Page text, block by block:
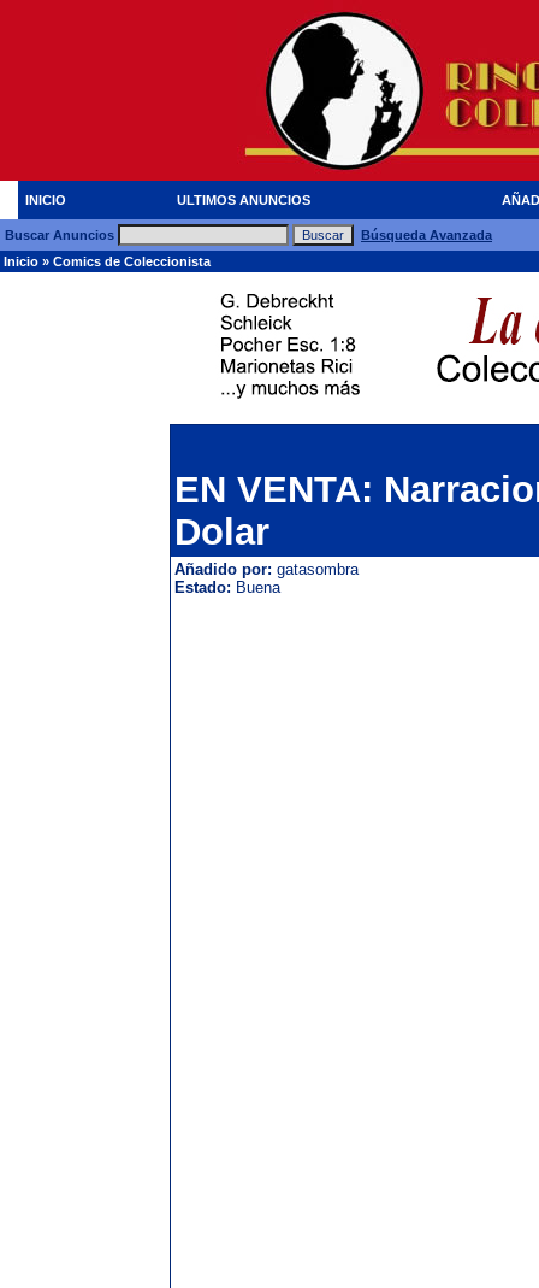
INICIO ULTIMOS ANUNCIOS
Buscar Anuncios
Búsqueda Avanzada
Inicio » Comics de Coleccionista
EN VENTA:
Dolar
Añadido por: gatasombra
Estado: Buena